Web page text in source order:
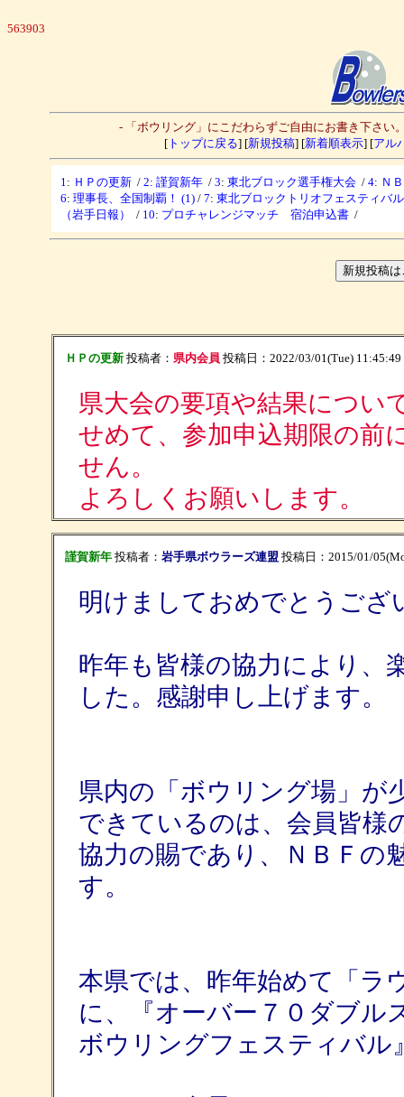
563903
- 「ボウリング」にこだわらずご自由にお書き下さい
[ トップに戻る] [新規投稿] [新着順表示] [アル
1: ＨＰの更新 / 2: 謹賀新年 / 3: 東北ブロック選手権大会 / 4: Ｎ
6: 理事長、全国制覇！ (1) / 7: 東北ブロックトリオフェスティバ
（岩手日報）
/ 10: プロチャレンジマッチ 宿泊申込書 /
ＨＰの更新投稿者： 県内会員 投稿日：2022/03/01(Tue) 11:45:49
県大会の要項や結果につい
せめて、参加申込期限の前
せん。
よろしくお願いします。
謹賀新年投稿者： 岩手県ボウラーズ連盟 投稿日：2015/01/
明けましておめでとうござ
昨年も皆様の協力により、
した。感謝申し上げます。
県内の「ボウリング場」が
できているのは、会員皆様
協力の賜であり、ＮＢＦの
す。
本県では、昨年始めて「ラ
に、『オーバー７０ダブル
ボウリングフェスティバル